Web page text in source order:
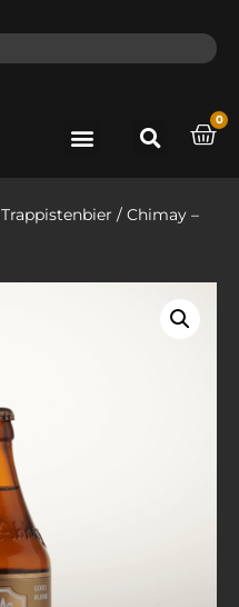
0
Trappistenbier / Chimay –